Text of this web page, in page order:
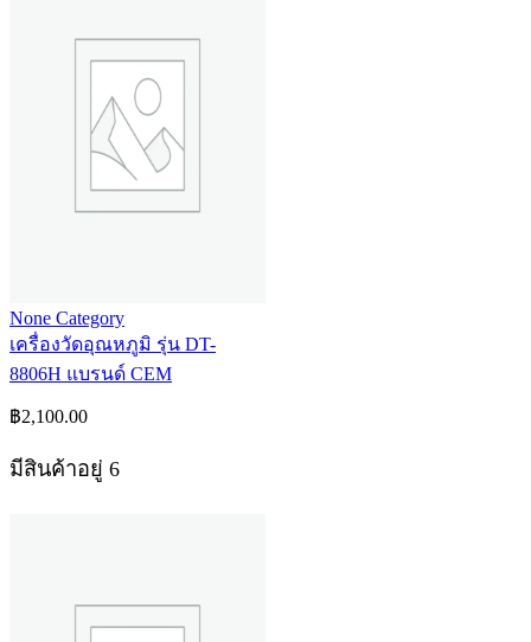
None Category
เครื่องวัดอุณหภูมิ รุ่น DT-
8806H แบรนด์ CEM
฿2,100.00
มีสินค้าอยู่ 6